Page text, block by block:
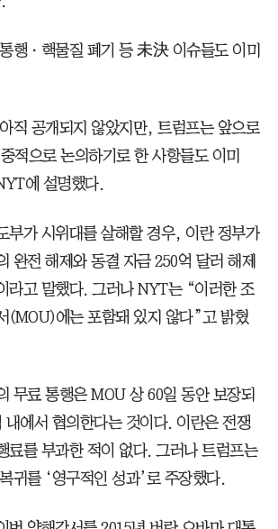
행ㆍ핵물질 폐기 등 未決 이슈들도 이미
직 공개되지 않았지만, 트럼프는 앞으로
적으로 논의하기로 한 사항들도 이미
에 설명했다.
부가 시위대를 살해할 경우, 이란 정부가
완전 해제와 동결 자금 250억 달러 해제
라고 말했다. 그러나 NYT는 “이러한 조
(MOU)에는 포함돼 있지 않다”고 밝혔
무료 통행은 MOU 상 60일 동안 보장되
에서 협의한다는 것이다. 이란은 전쟁
료를 부과한 적이 없다. 그러나 트럼프는
귀를 ‘영구적인 성과’로 주장했다.